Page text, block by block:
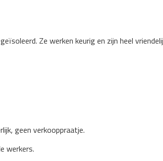
Ze werken keurig en zijn heel
geen verkooppraatje.
werkers.